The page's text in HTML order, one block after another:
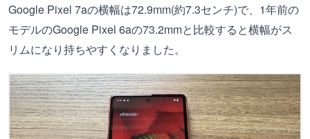
Google Pixel 7aの横幅は72.9mm(約7.3センチ)で、1年前の
モデルのGoogle Pixel 6aの73.2mmと比較すると横幅がス
リムになり持ちやすくなりました。